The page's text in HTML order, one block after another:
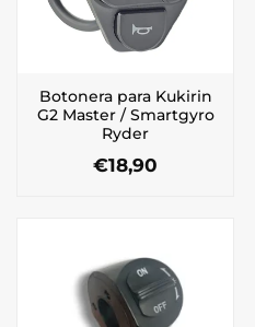
Botonera para Kukirin
G2 Master / Smartgyro
Ryder
€18,90